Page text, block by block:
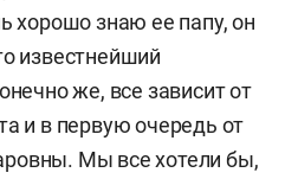
хорошо знаю ее папу, он
известнейший
же, все зависит от
и в первую очередь от
Мы все хотели бы,